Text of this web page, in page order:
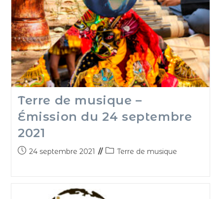
Terre de musique –
Émission du 24 septembre
2021
24 septembre 2021 Terre de musique